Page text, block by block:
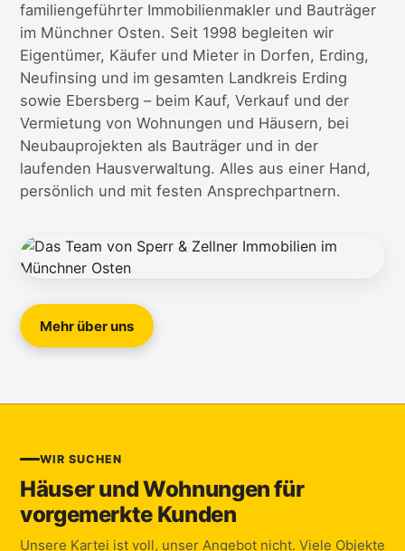
familiengeführter Immobilienmakler und Bauträger
im Münchner Osten. Seit 1998 begleiten wir
Eigentümer, Käufer und Mieter in Dorfen, Erding,
Neufinsing und im gesamten Landkreis Erding
sowie Ebersberg – beim Kauf, Verkauf und der
Vermietung von Wohnungen und Häusern, bei
Neubauprojekten als Bauträger und in der
laufenden Hausverwaltung. Alles aus einer Hand,
persönlich und mit festen Ansprechpartnern.
Mehr über uns
WIR SUCHEN
Häuser und Wohnungen für
vorgemerkte Kunden
Unsere Kartei ist voll, unser Angebot nicht. Viele Objekte